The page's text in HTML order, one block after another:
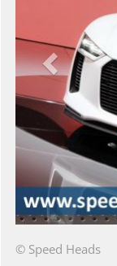
© Speed Heads